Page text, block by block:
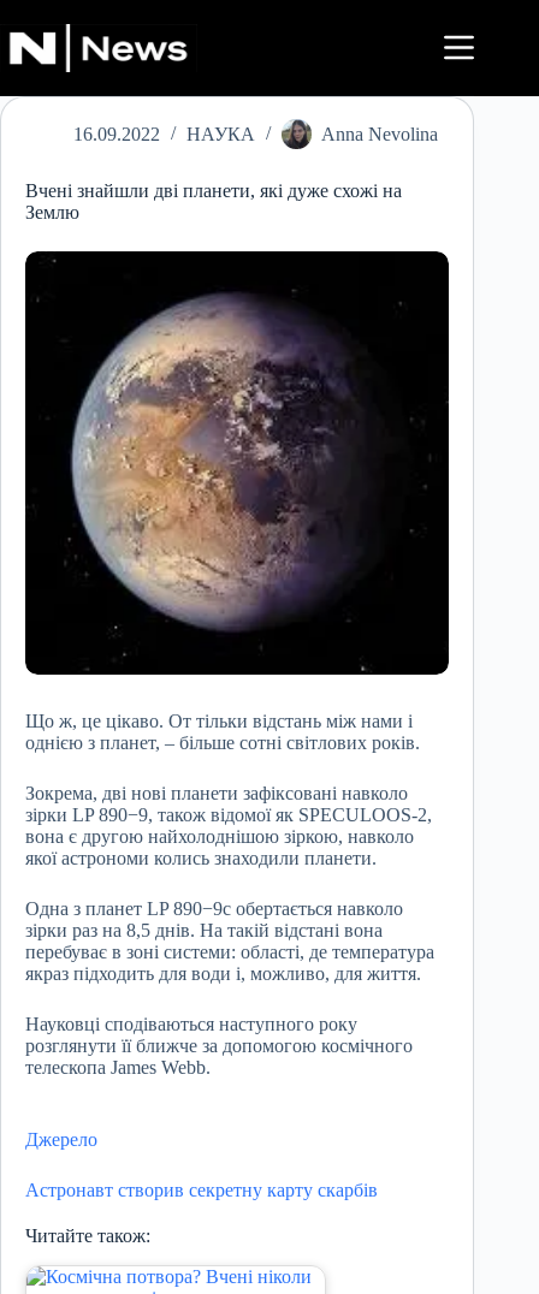
до
вмісту
16.09.2022 НАУКА Anna Nevolina
Вчені знайшли дві планети, які дуже схожі на
Землю
Що ж, це цікаво. От тільки відстань між нами і
однією з планет, – більше сотні світлових років.
Зокрема, дві нові планети зафіксовані навколо
зірки LP 890−9, також відомої як SPECULOOS-2,
вона є другою найхолоднішою зіркою, навколо
якої астрономи колись знаходили планети.
Одна з планет LP 890−9c обертається навколо
зірки раз на 8,5 днів. На такій відстані вона
перебуває в зоні системи: області, де температура
якраз підходить для води і, можливо, для життя.
Науковці сподіваються наступного року
розглянути її ближче за допомогою космічного
телескопа James Webb.
Джерело
Астронавт створив секретну карту скарбів
Читайте також: